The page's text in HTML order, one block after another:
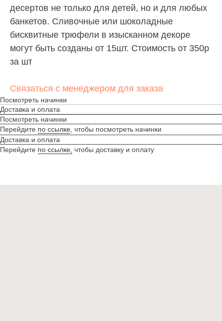
десертов не только для детей, но и для любых
банкетов. Сливочные или шоколадные
бисквитные трюфели в изысканном декоре
могут быть созданы от 15шт. Стоимость от 350р
за шт
Связаться с менеджером для заказа
Посмотреть начинки
Доставка и оплата
Посмотреть начинки
Перейдите по ссылке , чтобы посмотреть начинки
Доставка и оплата
Перейдите по ссылке, чтобы доставку и оплату
Торт без сахара, торт без глютена, торт без
лактозы? — Пожалуйста. Просто скажите о
своих предпочтениях. И конечно, отрисуем эскиз
по Вашему описанию и воплотим любые
пожелания в торте.
ИНДИВИДУАЛЬНЫЙ ЗАКАЗ